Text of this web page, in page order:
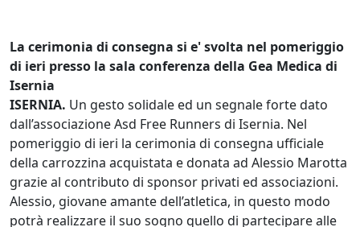
La cerimonia di consegna si e' svolta nel pomeriggio
di ieri presso la sala conferenza della Gea Medica di
Isernia
ISERNIA. Un gesto solidale ed un segnale forte dato
dall’associazione Asd Free Runners di Isernia. Nel
pomeriggio di ieri la cerimonia di consegna ufficiale
della carrozzina acquistata e donata ad Alessio Marotta
grazie al contributo di sponsor privati ed associazioni.
Alessio, giovane amante dell’atletica, in questo modo
potrà realizzare il suo sogno quello di partecipare alle